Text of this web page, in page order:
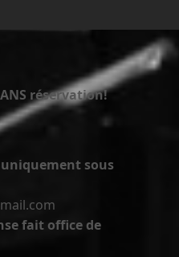
réservation!
uniquement sous
fait office de